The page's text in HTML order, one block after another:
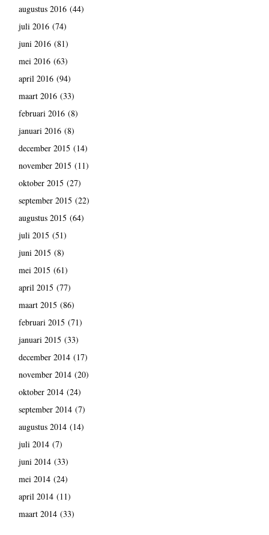
augustus 2016(44)
juli 2016(74)
juni 2016(81)
mei 2016(63)
april 2016(94)
maart 2016(33)
februari 2016(8)
januari 2016(8)
december 2015 (14)
november 2015 (11)
oktober 2015 (27)
september 2015 (22)
augustus 2015 (64)
juli 2015 (51)
juni 2015 (8)
mei 2015 (61)
april 2015 (77)
maart 2015 (86)
februari 2015 (71)
januari 2015 (33)
december 2014(17)
november 2014(20)
oktober 2014(24)
september 2014(7)
augustus 2014(14)
juli 2014(7)
juni 2014(33)
mei 2014(24)
april 2014(11)
maart 2014(33)